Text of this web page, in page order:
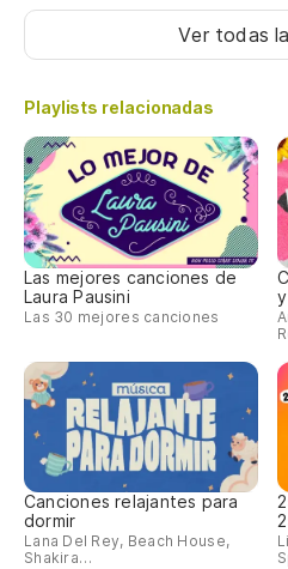
Ver todas
Playlists relacionadas
Las mejores canciones de
Laura Pausini
Las 30 mejores canciones
Canciones relajantes para
dormir
Lana Del Rey, Beach House,
Shakira…